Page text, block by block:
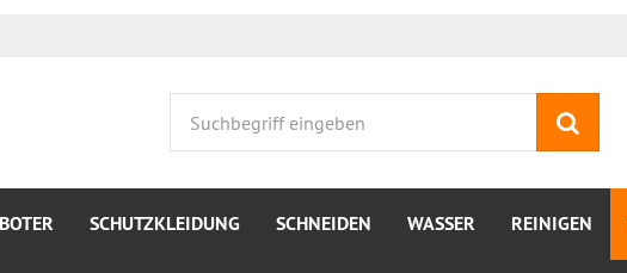
SCHUTZKLEIDUNG SCHNEIDEN WASSER REINIGEN